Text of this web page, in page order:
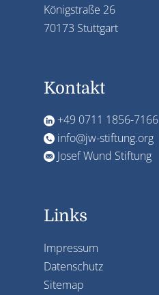
Königstraße 26
70173 Stuttgart
Kontakt
+49 0711 1856-7166
info@jw-stiftung.org
Josef Wund Stiftung
Links
Impressum
Datenschutz
Sitemap